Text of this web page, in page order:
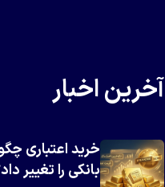
آخرین اخبار
خرید اعتباری
بانکی را تغییر